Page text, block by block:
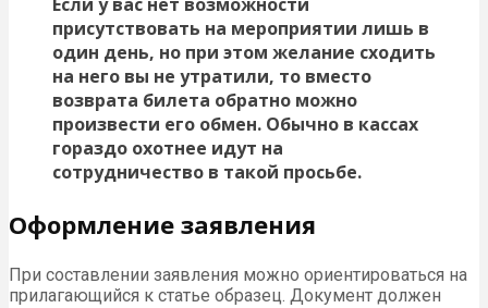
Иногда деньги возвращают непосредственно после
обращения, если же в кассе в тот момент их не
оказалось, то их предписывается выдать в течение
месяца.
Мы рассмотрели порядок обращения и возврата в
случае, если билеты приобретаются в театральной кассе,
но сейчас всё чаще их покупают при помощи билетных
агентств. При таком способе покупки обязательно нужно
работе с данным агентством имеются нюансы. В
целом существенных отличий от обычных в них не
обязаны ориентироваться на законодательство.